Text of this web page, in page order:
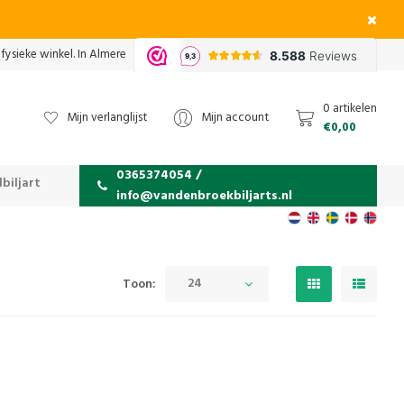
winkel. In Almere
Mijn verlanglijst Mijn account
0 artikelen
€0,00
0365374054 /
info@vandenbroekbiljarts.nl
Toon: 24